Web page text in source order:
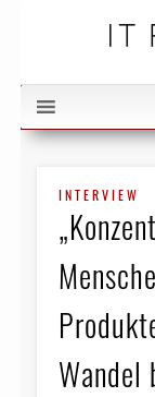
INTERVIEW
Wandel